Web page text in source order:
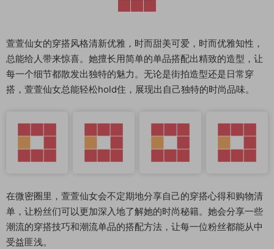
萱萱仙女的穿搭风格清新优雅，时而甜美可爱，时而优雅知性，
总能给人带来惊喜。她擅长用简单的单品搭配出精致的造型，让
每一个细节都散发出独特的魅力。无论是街拍造型还是日常穿
搭，萱萱仙女总能轻松hold住，展现出自己独特的时尚品味。
在微密圈里，萱萱仙女会不定期地分享自己的穿搭心得和购物清
单，让粉丝们可以更加深入地了解她的时尚秘籍。她会分享一些
潮流的穿搭技巧和潮流单品的搭配方法，让每一位粉丝都能从中
受益匪浅。